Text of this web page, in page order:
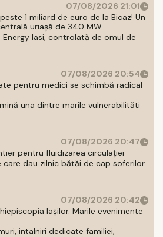
07/08/2026 21:01
1 miliard de euro de la Bicaz! Un
uriașă de 340 MW
Iasi, controlată de omul de
07/08/2026 20:54
pentru medici se schimbă radical
una dintre marile vulnerabilităti
07/08/2026 20:47
pentru fluidizarea circulației
care dau zilnic bătăi de cap soferilor
07/08/2026 20:42
Iașilor. Marile evenimente
intalniri dedicate familiei,